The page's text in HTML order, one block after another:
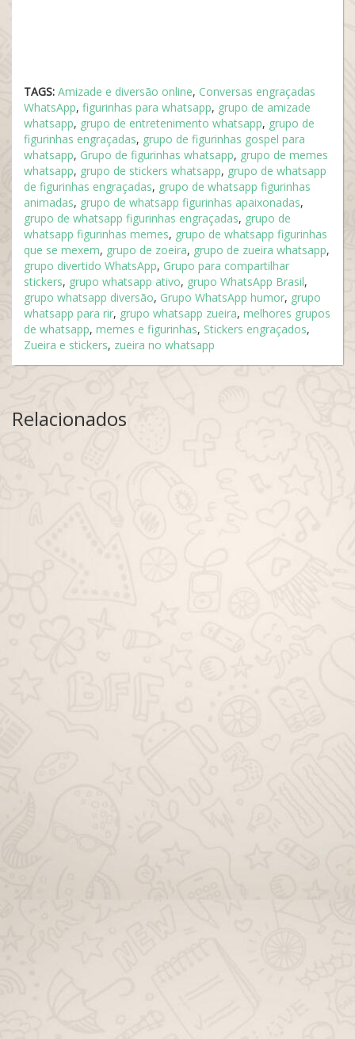
TAGS: Amizade e diversão online, Conversas engraçadas
WhatsApp, figurinhas para whatsapp, grupo de amizade
whatsapp, grupo de entretenimento whatsapp, grupo de
figurinhas engraçadas, grupo de figurinhas gospel para
whatsapp, Grupo de figurinhas whatsapp, grupo de memes
whatsapp, grupo de stickers whatsapp, grupo de whatsapp
de figurinhas engraçadas, grupo de whatsapp figurinhas
animadas, grupo de whatsapp figurinhas apaixonadas,
grupo de whatsapp figurinhas engraçadas, grupo de
whatsapp figurinhas memes, grupo de whatsapp figurinhas
que se mexem, grupo de zoeira, grupo de zueira whatsapp,
grupo divertido WhatsApp, Grupo para compartilhar
stickers, grupo whatsapp ativo, grupo WhatsApp Brasil,
grupo whatsapp diversão, Grupo WhatsApp humor, grupo
whatsapp para rir, grupo whatsapp zueira, melhores grupos
de whatsapp, memes e figurinhas, Stickers engraçados,
Zueira e stickers, zueira no whatsapp
Relacionados